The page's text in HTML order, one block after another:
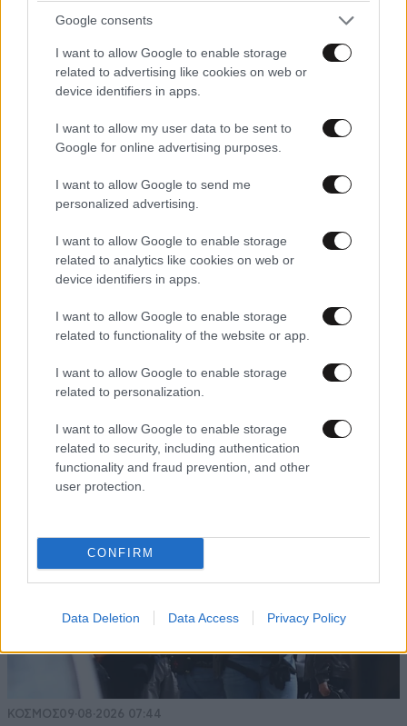
Google consents
I want to allow Google to enable storage
related to advertising like cookies on web or
device identifiers in apps.
I want to allow my user data to be sent to
Google for online advertising purposes.
I want to allow Google to send me
personalized advertising.
I want to allow Google to enable storage
related to analytics like cookies on web or
device identifiers in apps.
I want to allow Google to enable storage
related to functionality of the website or app.
I want to allow Google to enable storage
related to personalization.
I want to allow Google to enable storage
related to security, including authentication
functionality and fraud prevention, and other
user protection.
CONFIRM
Data Deletion Data Access Privacy Policy
ιδανικό πρόγραμμα καθώς μεγαλώνετε
Αμαλία Κωστοπούλου: Γαμήλιο ταξίδι με τον
Τζέικ Μέντγουελ στην Ιταλία – Island hopping
ΚΟΣΜΟΣ09·08·2026 07:44